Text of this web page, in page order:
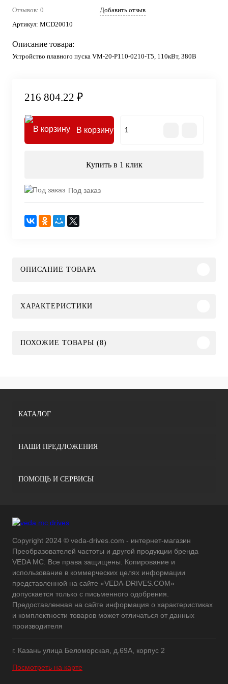
Отзывов: 0
Добавить отзыв
Артикул: MCD20010
Описание товара:
Устройство плавного пуска VM-20-P110-0210-T5, 110кВт, 380В
216 804.22 ₽
В корзину
Купить в 1 клик
Под заказ
ОПИСАНИЕ ТОВАРА
ХАРАКТЕРИСТИКИ
ПОХОЖИЕ ТОВАРЫ (8)
КАТАЛОГ
НАШИ ПРЕДЛОЖЕНИЯ
ПОМОЩЬ И СЕРВИСЫ
Copyright 2024 © veda-drives.com - интернет-магазин
Преобразователей частоты и другой продукции бренда
VEDA MC. Все права защищены. Копирование и
использование в коммерческих целях информации
представленной на сайте «VEDA-DRIVES.COM»
допускается только с письменного одобрения.
Предоставленная на сайте информация о характеристиках
и комплектности товаров может отличаться от данных
производителя
г. Казань улица Беломорская, д.69А, корпус 2
Посмотреть на карте